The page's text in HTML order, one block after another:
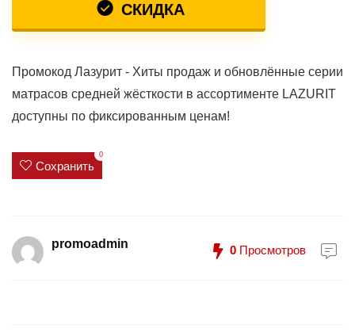
СКИДКА
Промокод Лазурит - Хиты продаж и обновлённые серии
матрасов средней жёсткости в ассортименте LAZURIT
доступны по фиксированным ценам!
Сохранить
0
promoadmin 0 Просмотров